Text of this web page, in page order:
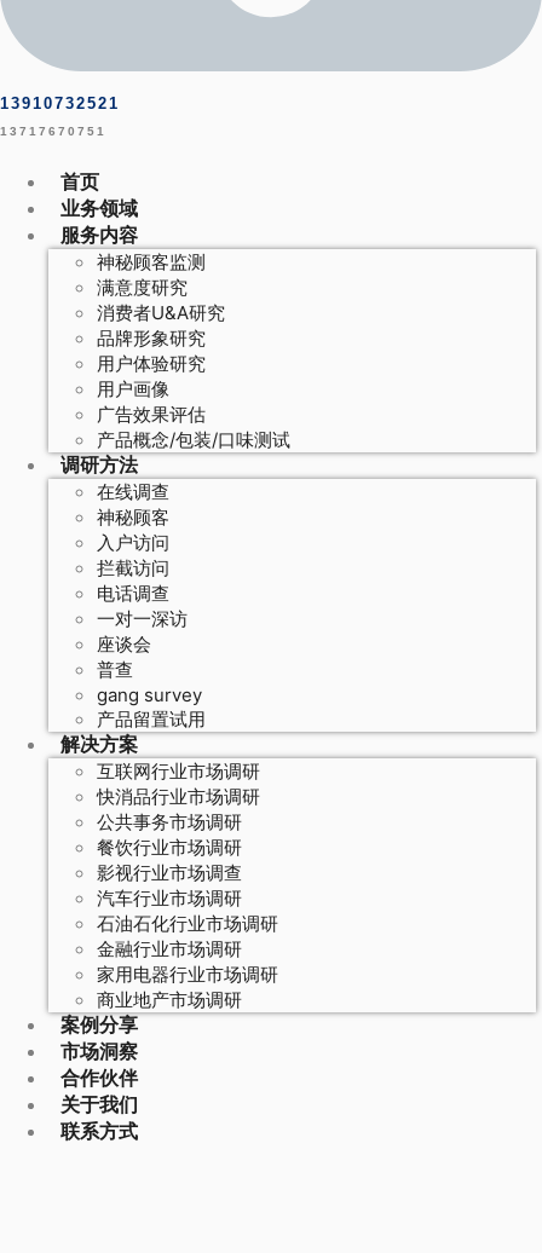
13910732521
13717670751
首页
业务领域
服务内容
神秘顾客监测
满意度研究
消费者U&A研究
品牌形象研究
用户体验研究
用户画像
广告效果评估
产品概念/包装/口味测试
调研方法
在线调查
神秘顾客
入户访问
拦截访问
电话调查
一对一深访
座谈会
普查
gang survey
产品留置试用
解决方案
互联网行业市场调研
快消品行业市场调研
公共事务市场调研
餐饮行业市场调研
影视行业市场调查
汽车行业市场调研
石油石化行业市场调研
金融行业市场调研
家用电器行业市场调研
商业地产市场调研
案例分享
市场洞察
合作伙伴
关于我们
联系方式